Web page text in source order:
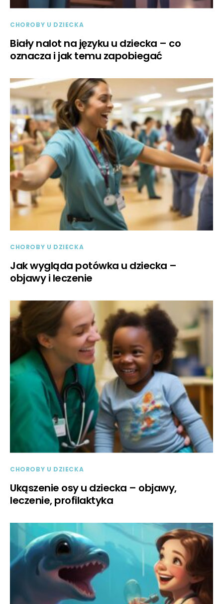
CHOROBY U DZIECKA
Biały nalot na języku u dziecka – co
oznacza i jak temu zapobiegać
CHOROBY U DZIECKA
Jak wygląda potówka u dziecka –
objawy i leczenie
CHOROBY U DZIECKA
Ukąszenie osy u dziecka – objawy,
leczenie, profilaktyka